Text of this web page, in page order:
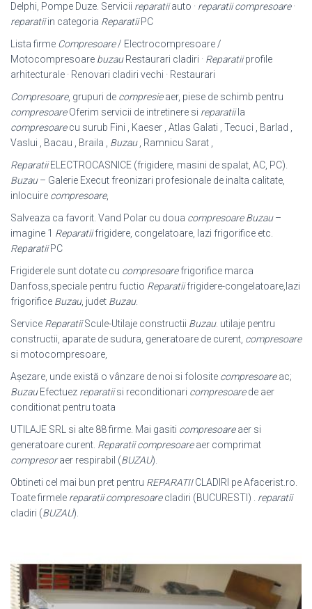
Delphi, Pompe Duze. Servicii reparatiiauto · reparatii compresoare·
reparatiiin categoria ReparatiiPC
Lista firme Compresoare/ Electrocompresoare /
Motocompresoare buzauRestaurari cladiri · Reparatiiprofile
arhitecturale · Renovari cladiri vechi · Restaurari
Compresoare, grupuri de compresieaer, piese de schimb pentru
compresoareOferim servicii de intretinere si reparatiila
compresoarecu surub Fini , Kaeser , Atlas Galati , Tecuci , Barlad ,
Vaslui , Bacau , Braila , Buzau, Ramnicu Sarat ,
ReparatiiELECTROCASNICE (frigidere, masini de spalat, AC, PC).
Buzau– Galerie Execut freonizari profesionale de inalta calitate,
inlocuire compresoare,
Salveaza ca favorit. Vand Polar cu doua compresoare Buzau–
imagine 1 Reparatiifrigidere, congelatoare, lazi frigorifice etc.
ReparatiiPC
Frigiderele sunt dotate cu compresoarefrigorifice marca
Danfoss,speciale pentru fuctio Reparatiifrigidere-congelatoare,lazi
frigorifice Buzau, judet Buzau.
Service ReparatiiScule-Utilaje constructii Buzau. utilaje pentru
constructii, aparate de sudura, generatoare de curent, compresoare
si motocompresoare,
Așezare, unde există o vânzare de noi si folosite compresoareac;
BuzauEfectuez reparatiisi reconditionari compresoarede aer
conditionat pentru toata
UTILAJE SRL si alte 88 firme. Mai gasiti compresoareaer si
generatoare curent. Reparatii compresoareaer comprimat
compresoraer respirabil (BUZAU).
Obtineti cel mai bun pret pentru REPARATIICLADIRI pe Afacerist.ro.
Toate firmele reparatii compresoarecladiri (BUCURESTI) . reparatii
cladiri (BUZAU)